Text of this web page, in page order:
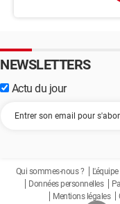
NEWSLETTERS
Actu du jour
Qui sommes-nous ? L'équipe
Données personnelles
Mentions légales